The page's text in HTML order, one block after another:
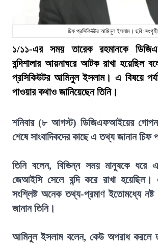
চিফ প্রসিকিউটর আমিনুল ইসলাম। ছবি:
১/১১-এর সময় তারেক রহমানকে
বন্দিশালার আয়নাঘরে আটক রাখা হয়েছিল
প্রসিকিউটর আমিনুল ইসলাম। এ বিষয়ে
পাওয়ার কথাও জানিয়েছেন তিনি।
শনিবার (৮ আগস্ট) ডিজিএফআইয়ের গোপন
শেষে সাংবাদিকদের কাছে এ তথ্য জানান চিফ
তিনি বলেন, বিভিন্ন সময় মানুষকে ধরে
জেআইসি সেলে বন্দি করে রাখা হয়েছিল।
সংশ্লিষ্ট অনেক তথ্য-প্রমাণ ইতোমধ্যে
জানান তিনি।
আমিনুল ইসলাম বলেন, কেউ অপরাধ করলে